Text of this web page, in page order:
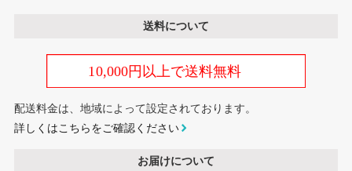
送料について
配送料金は、地域によって設定されております。
詳しくはこちらをご確認ください
お届けについて